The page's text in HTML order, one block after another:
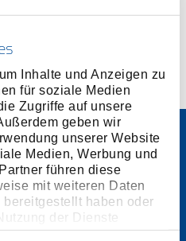
Inhalte und Anzeigen zu
für soziale Medien
Zugriffe auf unsere
geben wir
unserer Website
Medien, Werbung und
führen diese
mit weiteren Daten
haben oder
der Dienste
vollständige